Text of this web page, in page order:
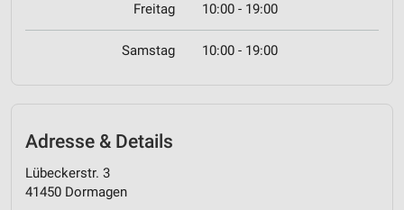
Freitag 10:00 - 19:00
Samstag 10:00 - 19:00
Adresse & Details
Lübeckerstr. 3
41450 Dormagen